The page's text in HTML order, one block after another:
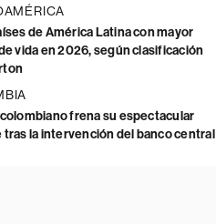
de América Latina con mayor
vida en 2026, según clasificación
frena su espectacular
la intervención del banco central